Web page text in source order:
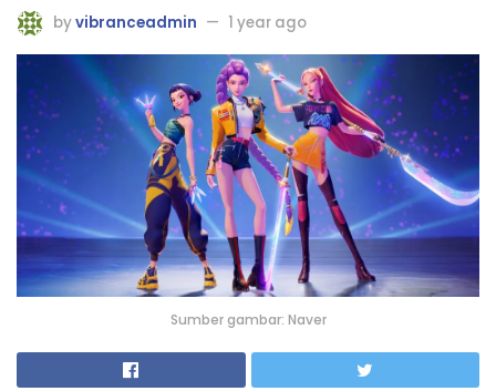
byvibranceadmin 1 year ago
Sumber gambar: Naver